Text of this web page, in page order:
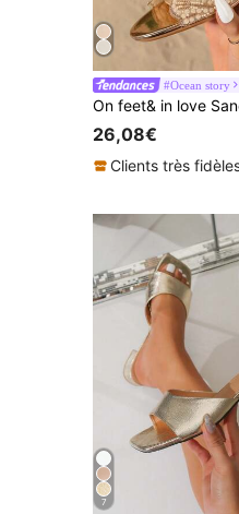
#Ocean story
26,08€
Clients très
7